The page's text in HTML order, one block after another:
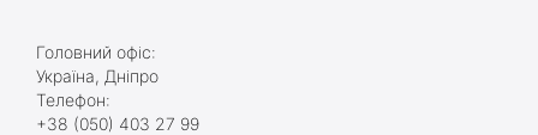
Головний офіс:
Україна, Дніпро
Телефон:
+38 (050) 403 27 99